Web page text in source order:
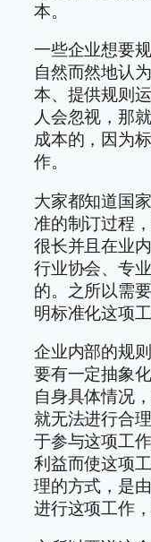
本。
一些企业想要
自然而然地认
本、提供规则
人会忽视，那
成本的，因为
作。
大家都知道国
准的制订过程
很长并且在业
行业协会、专
的。之所以需
明标准化这项
企业内部的规
要有一定抽象
自身具体情况
就无法进行合
于参与这项工
利益而使这项
理的方式，是
进行这项工作